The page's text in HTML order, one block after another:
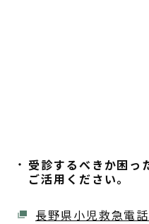
受診するべきか困っ
ご活用ください。
長野県小児救急電